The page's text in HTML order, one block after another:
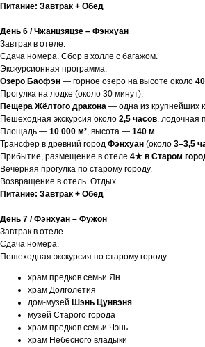
Питание: Завтрак + Обед
День 6 / Чжанцзяцзе – Фэнхуан
Завтрак в отеле.
Сдача номера. Сбор в холле с багажом.
Экскурсионная программа:
Озеро Баофэн — горное озеро на высоте около
Прогулка на лодке (около 30 минут).
Пещера Жёлтого дракона — одна из крупнейших
Пешеходная экскурсия около 2,5 часов, лодочная
Площадь — 10 000 м², высота — 140 м.
Трансфер в древний город Фэнхуан (около 3–3,5
Прибытие, размещение в отеле 4★ в Старом
Вечерняя прогулка по старому городу.
Возвращение в отель. Отдых.
Питание: Завтрак + Обед
День 7 / Фэнхуан – Фужон
Завтрак в отеле.
Сдача номера.
Пешеходная экскурсия по старому городу:
храм предков семьи Ян
храм Долголетия
дом-музей Шэнь Цунвэня
музей Старого города
храм предков семьи Чэнь
храм Небесного владыки